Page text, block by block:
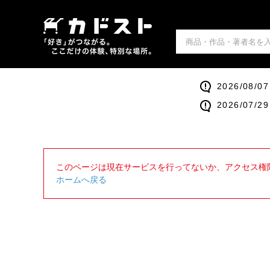
2026/08/07
2026/07/29
このページは現在サービスを行ってないか、アクセス
ホームへ戻る